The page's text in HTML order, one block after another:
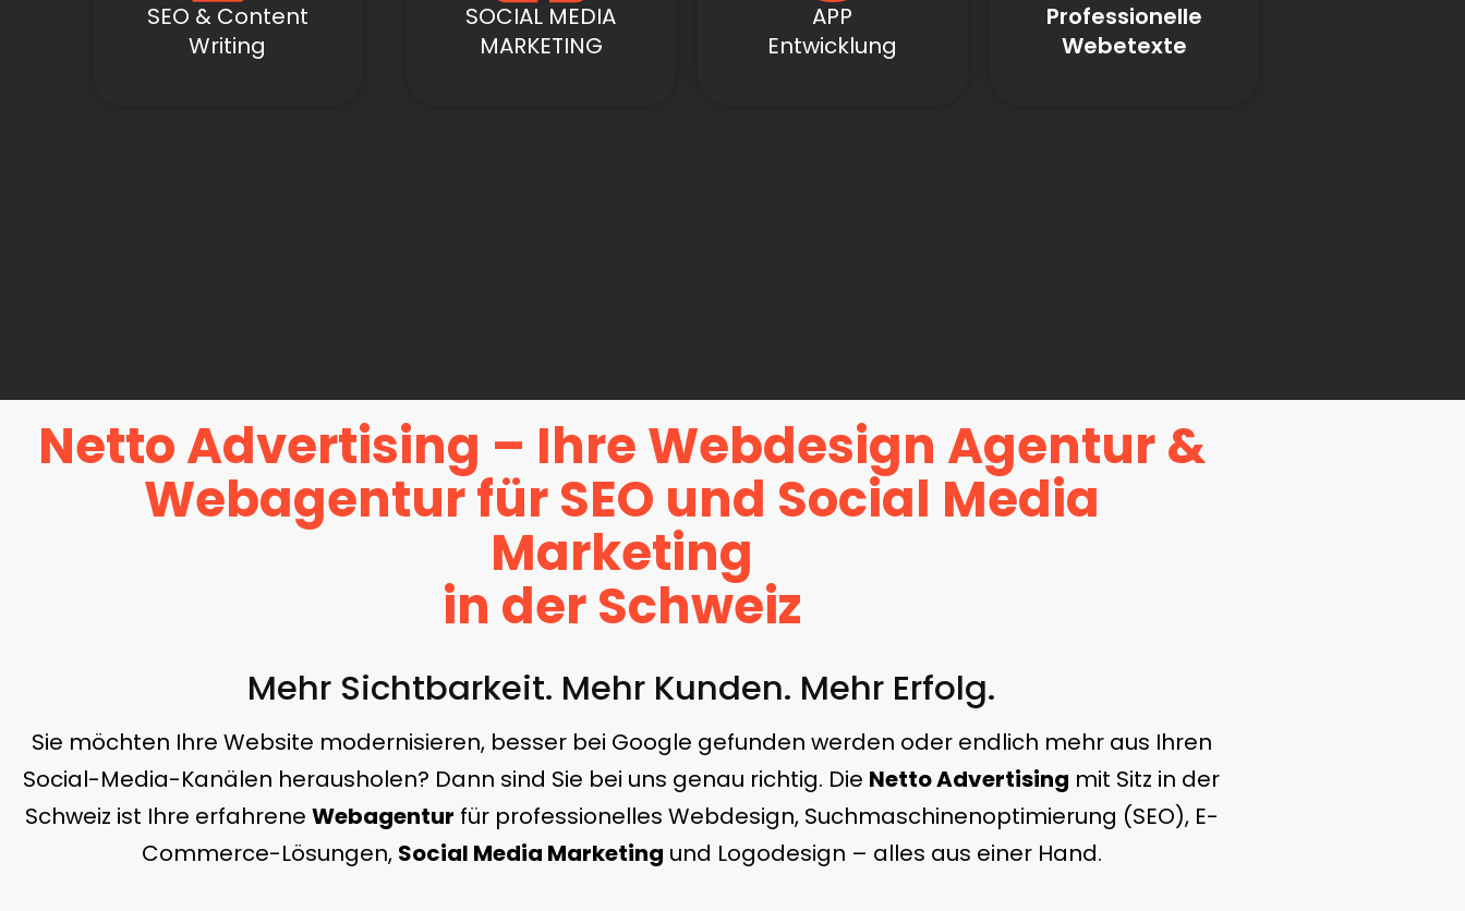
SEO & Content
Writing
SOCIAL MEDIA
MARKETING
APP
Entwicklung
Professionelle
Webetexte
Netto Advertising – Ihre Webdesign Agentur &
Webagentur für SEO und Social Media
Marketing
in der Schweiz
Mehr Sichtbarkeit. Mehr Kunden. Mehr Erfolg.
Sie möchten Ihre Website modernisieren, besser bei Google gefunden werden oder endlich mehr aus Ihren
Social-Media-Kanälen herausholen? Dann sind Sie bei uns genau richtig. Die Netto Advertising mit Sitz in der
Schweiz ist Ihre erfahrene Webagentur für professionelles Webdesign, Suchmaschinenoptimierung (SEO), E-
Commerce-Lösungen, Social Media Marketing und Logodesign – alles aus einer Hand.